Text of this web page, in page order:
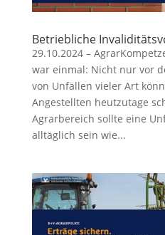
Betriebliche
29.10.2024 –
war einmal: Nicht nur vor
von Unfällen vieler Art
Angestellten heutzutage
Agrarbereich sollte eine
alltäglich sein wie...